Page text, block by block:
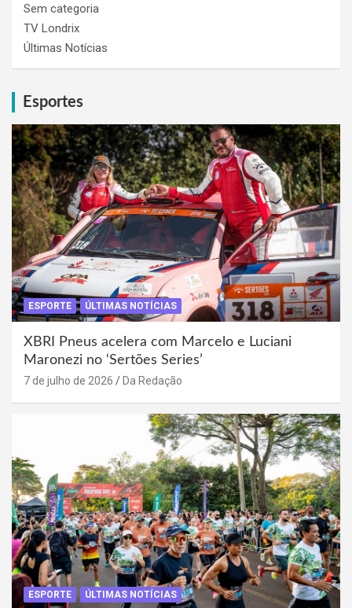
Sem categoria
TV Londrix
Últimas Notícias
Esportes
ESPORTE ÚLTIMAS NOTÍCIAS
XBRI Pneus acelera com Marcelo e Luciani
Maronezi no ‘Sertões Series’
7 de julho de 2026 Da Redação
ESPORTE ÚLTIMAS NOTÍCIAS